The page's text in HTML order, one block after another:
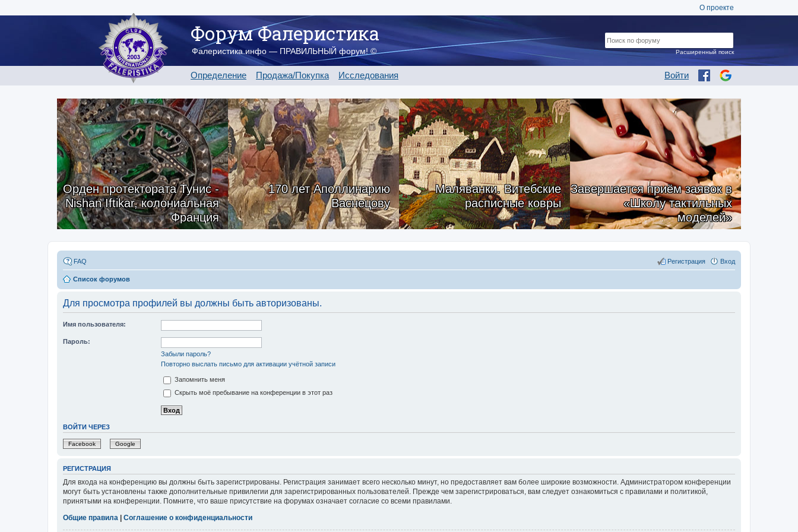
О проекте
Форум Фалеристика
Фалеристика.инфо — ПРАВИЛЬНЫЙ форум! ©
Определение Продажа/Покупка Исследования Войти
Расширенный поиск
Орден протектората Тунис -
Nishan Iftikar, колониальная
Франция
170 лет Аполлинарию
Васнецову
Маляванки. Витебские
расписные ковры
Завершается приём заявок в
«Школу тактильных
моделей»
FAQ Вход
Регистрация
Список форумов
Для просмотра профилей вы должны быть авторизованы.
Имя пользователя:
Пароль:
Забыли пароль?
Повторно выслать письмо для активации учётной записи
Запомнить меня
Скрыть моё пребывание на конференции в этот раз
ВОЙТИ ЧЕРЕЗ
Facebook Google
РЕГИСТРАЦИЯ
Для входа на конференцию вы должны быть зарегистрированы. Регистрация занимает всего несколько минут, но предоставляет вам более широкие возможности. Администратором конференции
могут быть установлены также дополнительные привилегии для зарегистрированных пользователей. Прежде чем зарегистрироваться, вам следует ознакомиться с правилами и политикой,
принятыми на конференции. Помните, что ваше присутствие на форумах означает согласие со всеми правилами.
Общие правила
Соглашение о конфиденциальности